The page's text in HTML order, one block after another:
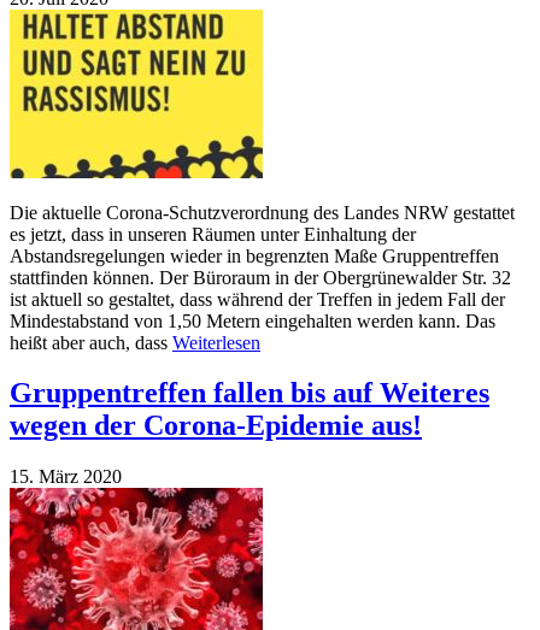
Die aktuelle Corona-Schutzverordnung des Landes NRW gestattet
es jetzt, dass in unseren Räumen unter Einhaltung der
Abstandsregelungen wieder in begrenzten Maße Gruppentreffen
stattfinden können. Der Büroraum in der Obergrünewalder Str. 32
ist aktuell so gestaltet, dass während der Treffen in jedem Fall der
Mindestabstand von 1,50 Metern eingehalten werden kann. Das
heißt aber auch, dass Weiterlesen
Gruppentreffen fallen bis auf Weiteres
wegen der Corona-Epidemie aus!
15. März 2020